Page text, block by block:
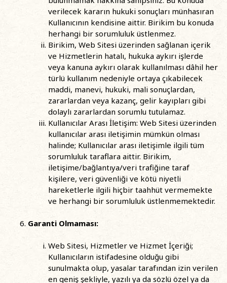
verilecek kararın hukuki sonuçları münhasıran
Kullanıcının kendisine aittir. Birikim bu konuda
herhangi bir sorumluluk üstlenmez.
Birikim, Web Sitesi üzerinden sağlanan içerik
ve Hizmetlerin hatalı, hukuka aykırı işlerde
veya kanuna aykırı olarak kullanılması dâhil her
türlü kullanım nedeniyle ortaya çıkabilecek
maddi, manevi, hukuki, mali sonuçlardan,
zararlardan veya kazanç, gelir kayıpları gibi
dolaylı zararlardan sorumlu tutulamaz.
Kullanıcılar Arası İletişim: Web Sitesi üzerinden
kullanıcılar arası iletişimin mümkün olması
halinde; Kullanıcılar arası iletişimle ilgili tüm
sorumluluk taraflara aittir. Birikim,
iletişime/bağlantıya/veri trafiğine taraf
kişilere, veri güvenliği ve kötü niyetli
hareketlerle ilgili hiçbir taahhüt vermemekte
ve herhangi bir sorumluluk üstlenmemektedir.
Garanti Olmaması:
Web Sitesi, Hizmetler ve Hizmet İçeriği;
Kullanıcıların istifadesine olduğu gibi
sunulmakta olup, yasalar tarafından izin verilen
en geniş şekliyle, yazılı ya da sözlü özel ya da